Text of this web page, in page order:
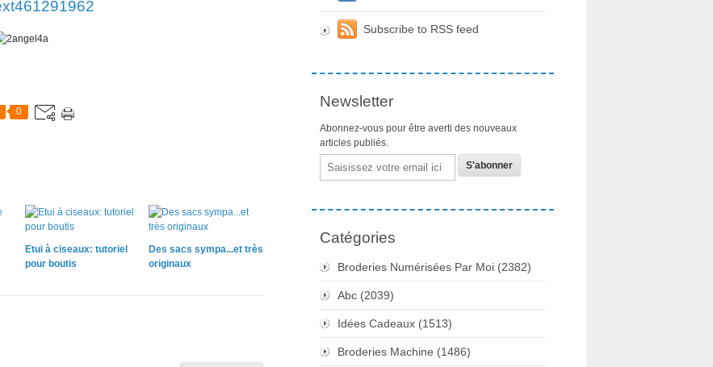
0
Etui à ciseaux: tutoriel
pour boutis
Des sacs sympa...et très
originaux
Subscribe to RSS feed
Newsletter
Abonnez-vous pour être averti des nouveaux
articles publiés.
Email
Catégories
Broderies Numérisées Par Moi (2382)
Abc (2039)
Idées Cadeaux (1513)
Broderies Machine (1486)